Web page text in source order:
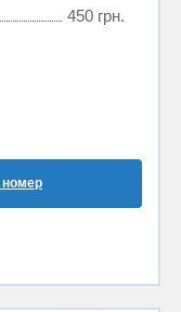
450 грн.
номер